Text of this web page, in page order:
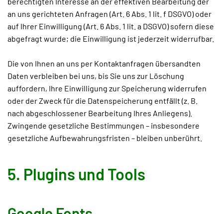
an uns gerichteten Anfragen (Art. 6 Abs. 1 lit. f DSGVO) oder
auf Ihrer Einwilligung (Art. 6 Abs. 1 lit. a DSGVO) sofern diese
abgefragt wurde; die Einwilligung ist jederzeit widerrufbar.
Die von Ihnen an uns per Kontaktanfragen übersandten
Daten verbleiben bei uns, bis Sie uns zur Löschung
auffordern, Ihre Einwilligung zur Speicherung widerrufen
oder der Zweck für die Datenspeicherung entfällt (z. B.
nach abgeschlossener Bearbeitung Ihres Anliegens).
Zwingende gesetzliche Bestimmungen – insbesondere
gesetzliche Aufbewahrungsfristen – bleiben unberührt.
5. Plugins und Tools